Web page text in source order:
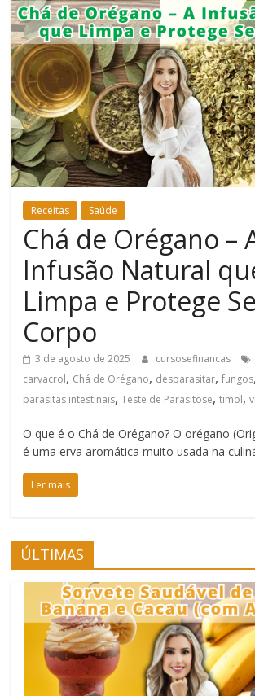
Estar
Receitas Saúde
Chá de Orégano –
Infusão Natural
Limpa e Protege
Corpo
3 de agosto de 2025 cursosefinancas
carvacrol, Chá de Orégano, desparasitar,fungos,
parasitas intestinais,Teste de Parasitose,timol,
O que é o Chá de Orégano? O orégano
é uma erva aromática muito usada na
Ler mais
ÚLTIMAS